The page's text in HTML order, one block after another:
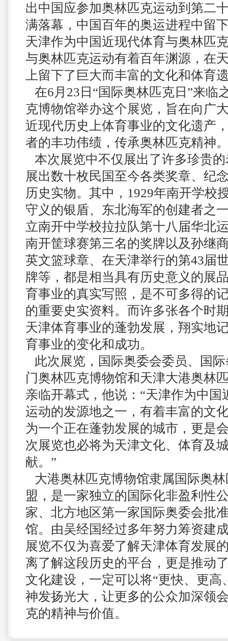
出中国应参加奥林匹克运动到第二
满落幕，中国百年的奥运进程中留
天津作为中国近现代体育与奥林匹
与奥林匹克运动有着百年渊源，在
上留下了巨大而丰富的文化和体育
在6月23日“国际奥林匹克日”来临
克博物馆举办这个展览，旨在向广
近现代历史上体育事业的文化遗产
者的丰功伟绩，传承奥林匹克精神
本次展览中不仅展出了许多珍贵
展出数十枚民国至今各类奖章、纪
历史实物。其中，1929年南开学校
守义的银盾、东北海军的创建者之
立南开中学校拉拉队第十八届华北
南开筐球赛第三名的奖牌以及孙继
英文篮球章、在天津举行的第43届
牌等，都是相当具有历史意义的展
育事业的真实写照，是不可多得的
的重要史实资料。而许多张各个时
天津体育事业的蓬勃发展，翔实地
育事业的变化和成功。
此次展览，国际奥委会委员、国
门奥林匹克博物馆和天津大港奥林
亲临开幕式，他说：“天津作为中国
运动的发源地之一，有着丰富的文
为一个正在蓬勃发展的城市，更是
次展览也必将为天津文化、体育及
献。”
大港奥林匹克博物馆隶属国际奥
盟，是一家独立的国际化非盈利性
家、北方地区第一家国际奥委会批
馆。由吴经国经过多年努力筹资建
展览不仅为喜爱了解天津体育发展
离了解这段历史的平台，更是推动
文化建设，一定可以将“更快、更高
神发扬光大，让更多的公众加深领
克的精神与价值。